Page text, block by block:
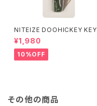
NITEIZE DOOHICKEY KEY
CHAIN KNIFE / グリーン
¥1,980
10%OFF
その他の商品